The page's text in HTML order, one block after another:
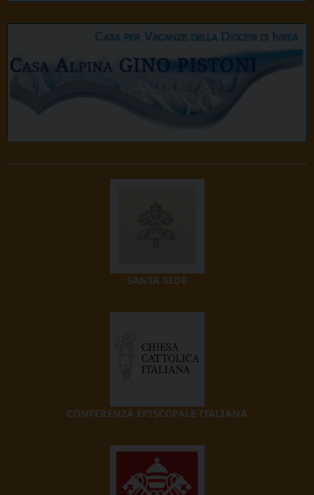
SANTA SEDE
CONFERENZA EPISCOPALE ITALIANA